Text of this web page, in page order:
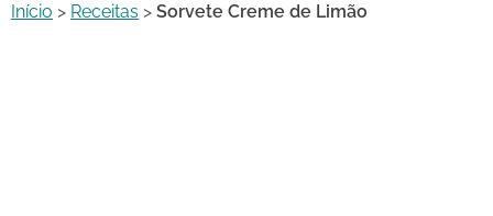
Início > Receitas > Sorvete Creme de Limão